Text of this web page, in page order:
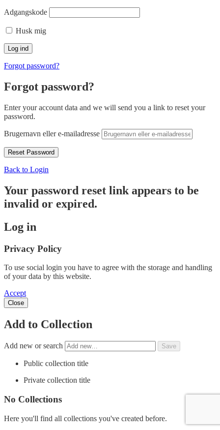
Adgangskode
Husk mig
Forgot password?
Forgot password?
Enter your account data and we will send you a link to reset your
password.
Brugernavn eller e-mailadresse
Back to Login
Your password reset link appears to be
invalid or expired.
Log in
Privacy Policy
To use social login you have to agree with the storage and handling
of your data by this website.
Accept
Close
Add to Collection
Add new or search
Public collection title
Private collection title
No Collections
Here you'll find all collections you've created before.